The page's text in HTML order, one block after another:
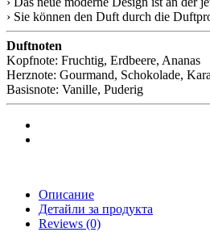
› Sie können den Duft durch die
Duftnoten
Kopfnote: Fruchtig, Erdbeere, Ananas
Herznote: Gourmand, Schokolade,
Basisnote: Vanille, Puderig
Описание
Детайли за продукта
Reviews (0)